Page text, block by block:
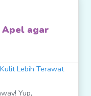
Apel agar
Yup,